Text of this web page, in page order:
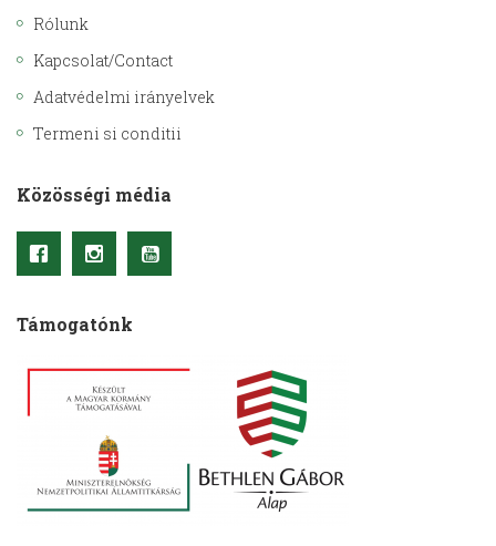
Rólunk
Kapcsolat/Contact
Adatvédelmi irányelvek
Termeni si conditii
Közösségi média
Támogatónk